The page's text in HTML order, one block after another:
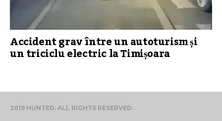
Accident grav între un autoturism și
un triciclu electric la Timișoara
2019 HUNTED. ALL RIGHTS RESERVED.